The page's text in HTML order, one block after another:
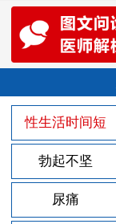
性生活时间短
勃起不坚
尿痛